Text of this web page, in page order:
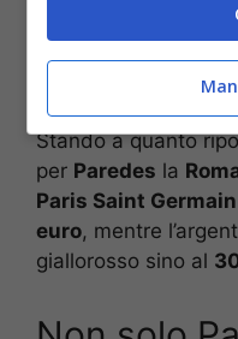
Stando a quanto
per Paredes la
Paris Saint Germain
euro, mentre
giallorosso sino al